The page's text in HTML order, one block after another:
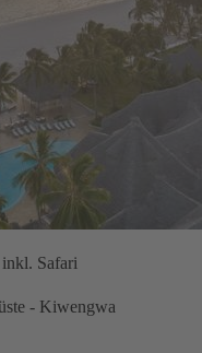
Safari
- Kiwengwa